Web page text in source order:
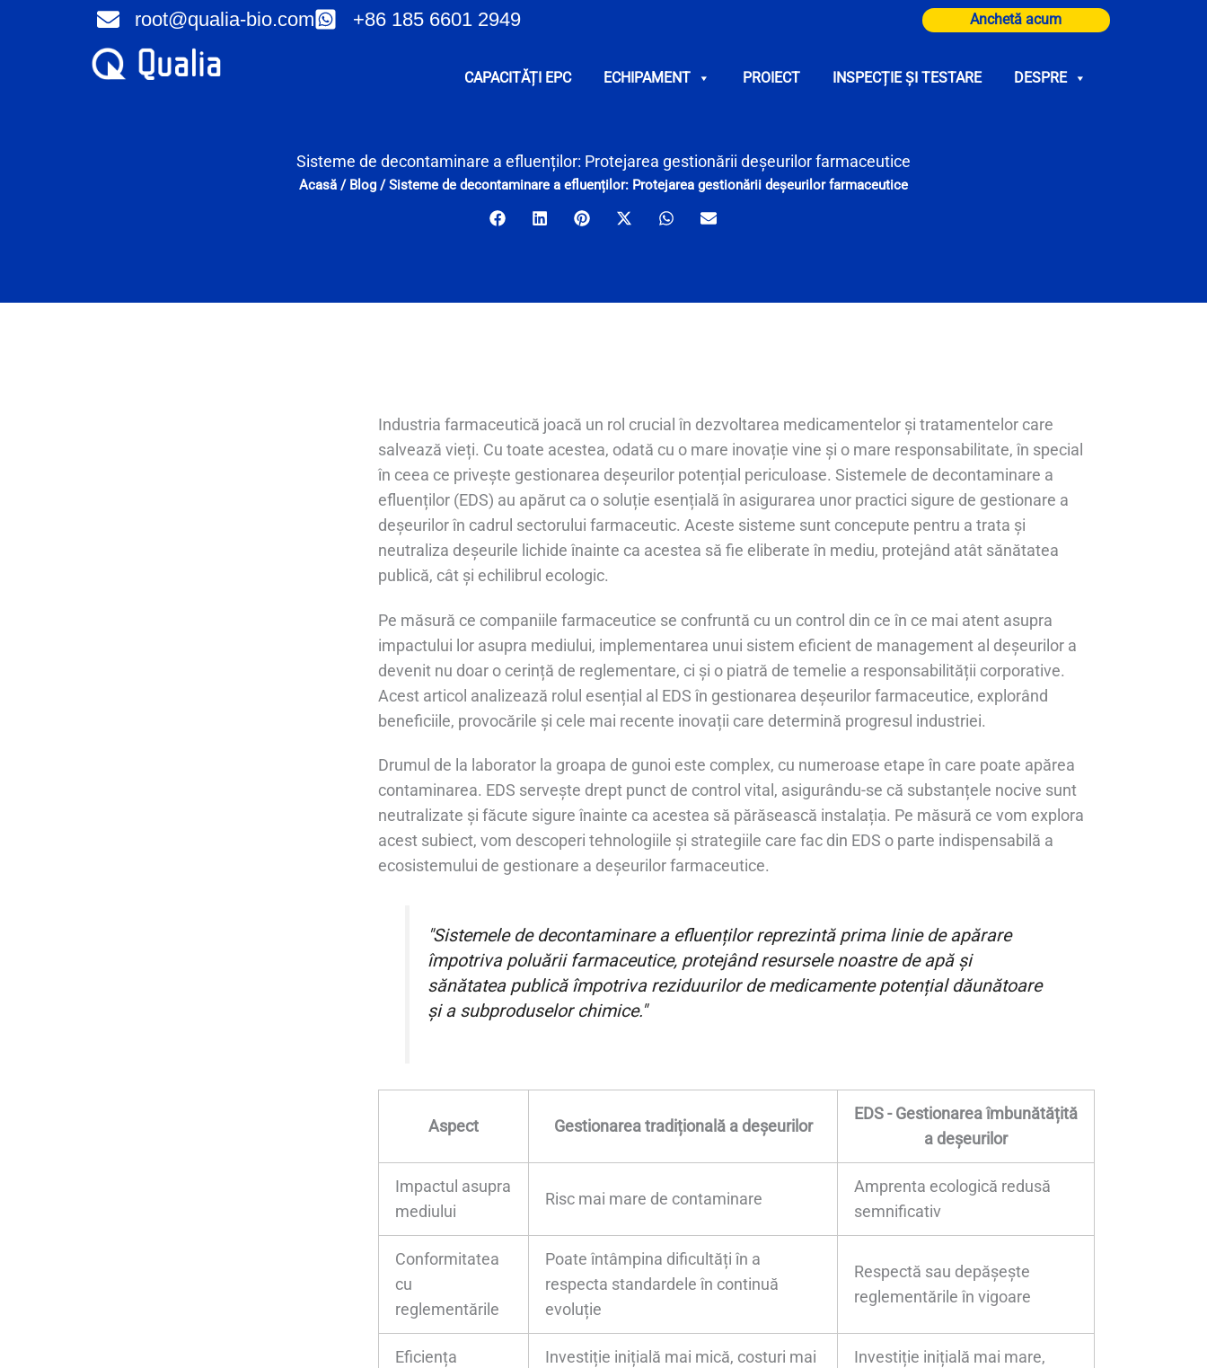
root@qualia-bio.com +86 185 6601 2949 Anchetă acum
CAPACITĂȚI EPC ECHIPAMENT PROIECT INSPECȚIE ȘI TESTARE DESPRE
Sisteme de decontaminare a efluenților: Protejarea gestionării deșeurilor farmaceutice
Acasă / Blog /Sisteme de decontaminare a efluenților: Protejarea gestionării deșeurilor farmaceutice
Industria farmaceutică joacă un rol crucial în dezvoltarea medicamentelor și tratamentelor care
salvează vieți. Cu toate acestea, odată cu o mare inovație vine și o mare responsabilitate, în special
în ceea ce privește gestionarea deșeurilor potențial periculoase. Sistemele de decontaminare a
efluenților (EDS) au apărut ca o soluție esențială în asigurarea unor practici sigure de gestionare a
deșeurilor în cadrul sectorului farmaceutic. Aceste sisteme sunt concepute pentru a trata și
neutraliza deșeurile lichide înainte ca acestea să fie eliberate în mediu, protejând atât sănătatea
publică, cât și echilibrul ecologic.
Pe măsură ce companiile farmaceutice se confruntă cu un control din ce în ce mai atent asupra
impactului lor asupra mediului, implementarea unui sistem eficient de management al deșeurilor a
devenit nu doar o cerință de reglementare, ci și o piatră de temelie a responsabilității corporative.
Acest articol analizează rolul esențial al EDS în gestionarea deșeurilor farmaceutice, explorând
beneficiile, provocările și cele mai recente inovații care determină progresul industriei.
Drumul de la laborator la groapa de gunoi este complex, cu numeroase etape în care poate apărea
contaminarea. EDS servește drept punct de control vital, asigurându-se că substanțele nocive sunt
neutralizate și făcute sigure înainte ca acestea să părăsească instalația. Pe măsură ce vom explora
acest subiect, vom descoperi tehnologiile și strategiile care fac din EDS o parte indispensabilă a
ecosistemului de gestionare a deșeurilor farmaceutice.
"Sistemele de decontaminare a efluenților reprezintă prima linie de apărare
împotriva poluării farmaceutice, protejând resursele noastre de apă și
sănătatea publică împotriva reziduurilor de medicamente potențial dăunătoare
și a subproduselor chimice."
Aspect Gestionarea tradițională a deșeurilor
EDS - Gestionarea îmbunătățită
a deșeurilor
Impactul asupra
mediului
Risc mai mare de contaminare
Amprenta ecologică redusă
semnificativ
Conformitatea
cu
reglementările
Poate întâmpina dificultăți în a
respecta standardele în continuă
evoluție
Respectă sau depășește
reglementările în vigoare
Eficiența
Investiție inițială mai mică, costuri mai
Investiție inițială mai mare,